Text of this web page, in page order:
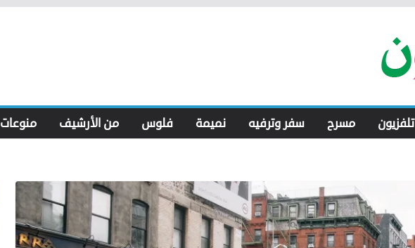
تلفزيون مسرح سفر وترفيه نميمة فلوس من الأرشيف منوعات